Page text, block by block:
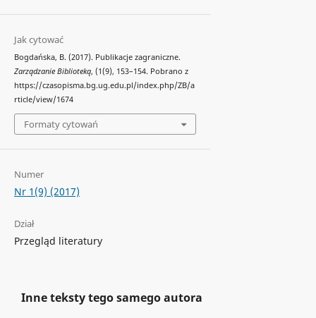
Jak cytować
Bogdańska, B. (2017). Publikacje zagraniczne.
Zarządzanie Biblioteką, (1(9), 153–154. Pobrano z
https://czasopisma.bg.ug.edu.pl/index.php/ZB/a
rticle/view/1674
Formaty cytowań
Numer
Nr 1(9) (2017)
Dział
Przegląd literatury
Inne teksty tego samego autora